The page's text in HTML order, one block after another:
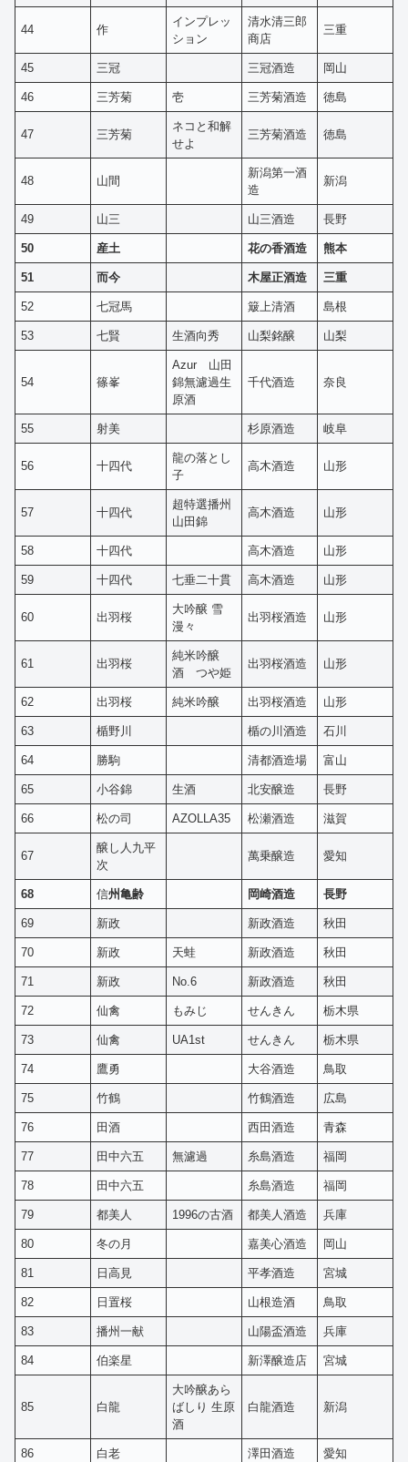
44 作
インプレッ
ション
清水清三郎
商店
三重
45 三冠 三冠酒造 岡山
46 三芳菊 壱 三芳菊酒造 徳島
47 三芳菊
ネコと和解
せよ
三芳菊酒造 徳島
48 山間
新潟第一酒
造
新潟
49 山三 山三酒造 長野
50 産土 花の香酒造 熊本
51 而今 木屋正酒造 三重
52 七冠馬 簸上清酒 島根
53 七賢 生酒向秀 山梨銘醸 山梨
54 篠峯
Azur 山田
錦無濾過生
原酒
千代酒造 奈良
55 射美 杉原酒造 岐阜
56 十四代
龍の落とし
子
高木酒造 山形
57 十四代
超特選播州
山田錦
高木酒造 山形
58 十四代 高木酒造 山形
59 十四代 七垂二十貫 高木酒造 山形
60 出羽桜
大吟醸 雪
漫々
出羽桜酒造 山形
61 出羽桜
純米吟醸
酒 つや姫
出羽桜酒造 山形
62 出羽桜 純米吟醸 出羽桜酒造 山形
63 楯野川 楯の川酒造 石川
64 勝駒 清都酒造場 富山
65 小谷錦 生酒 北安醸造 長野
66 松の司 AZOLLA35 松瀬酒造 滋賀
67
醸し人九平
次
萬乗醸造 愛知
68 信州亀齢 岡崎酒造 長野
69 新政 新政酒造 秋田
70 新政 天蛙 新政酒造 秋田
71 新政 No.6 新政酒造 秋田
72 仙禽 もみじ せんきん 栃木県
73 仙禽 UA1st せんきん 栃木県
74 鷹勇 大谷酒造 鳥取
75 竹鶴 竹鶴酒造 広島
76 田酒 西田酒造 青森
77 田中六五 無濾過 糸島酒造 福岡
78 田中六五 糸島酒造 福岡
79 都美人 1996の古酒 都美人酒造 兵庫
80 冬の月 嘉美心酒造 岡山
81 日高見 平孝酒造 宮城
82 日置桜 山根造酒 鳥取
83 播州一献 山陽盃酒造 兵庫
84 伯楽星 新澤醸造店 宮城
85 白龍
大吟醸あら
ばしり 生原
酒
白龍酒造 新潟
86 白老 澤田酒造 愛知